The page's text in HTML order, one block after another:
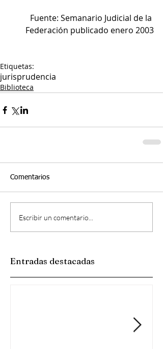
Fuente: Semanario Judicial de la
Federación publicado enero 2003
Etiquetas:
jurisprudencia
Biblioteca
Comentarios
Escribir un comentario...
Entradas destacadas